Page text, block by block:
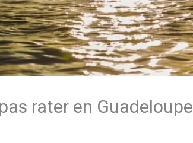
rater en Guadeloupe